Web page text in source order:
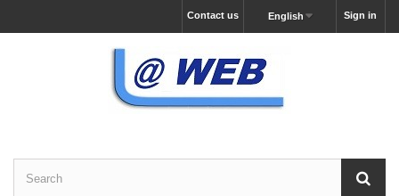
Sign in
English
Contact us